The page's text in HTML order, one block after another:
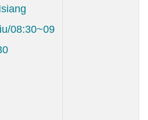
08:30~09